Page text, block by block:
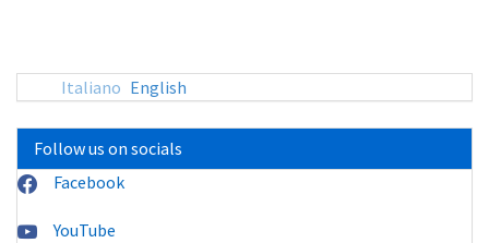
Italiano English
Follow us on socials
Facebook
YouTube